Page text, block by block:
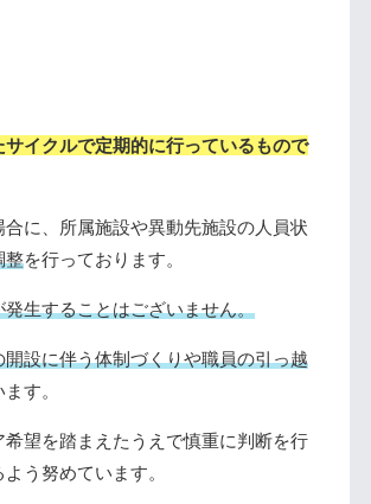
イクルで定期的に行っているもので
に、所属施設や異動先施設の人員状
整を行っております。
生することはございません。
開設に伴う体制づくりや職員の引っ越
す。
望を踏まえたうえで慎重に判断を行
う努めています。